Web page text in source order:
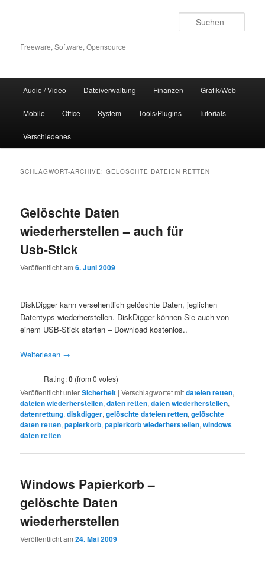
wechselnFreeware, Software, Opensource
Audio / Video Dateiverwaltung Finanzen Grafik/Web
Mobile Office System Tools/Plugins Tutorials
Verschiedenes
SCHLAGWORT-ARCHIVE:GELÖSCHTE DATEIEN RETTEN
Gelöschte Daten
wiederherstellen – auch für
Usb-Stick
Veröffentlicht am6. Juni 2009
DiskDigger kann versehentlich gelöschte Daten, jeglichen
Datentyps wiederherstellen. DiskDigger können Sie auch von
einem USB-Stick starten – Download kostenlos..
Weiterlesen →
Rating:0 (from 0 votes)
Veröffentlicht unterSicherheit |Verschlagwortet mitdateien retten,
dateien wiederherstellen,daten retten,daten wiederherstellen,
datenrettung,diskdigger,gelöschte dateien retten,gelöschte
daten retten,papierkorb,papierkorb wiederherstellen,windows
daten retten
Windows Papierkorb –
gelöschte Daten
wiederherstellen
Veröffentlicht am24. Mai 2009